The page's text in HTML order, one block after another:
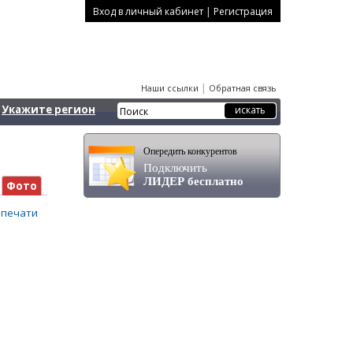
Вход в личный кабинет | Регистрация
Наши ссылки | Обратная связь
Укажите регион
Фото
Опередить конкурентов
Подключить
ЛИДЕР бесплатно